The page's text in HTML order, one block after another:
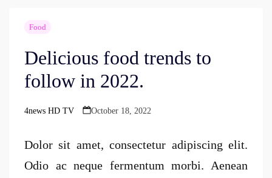
Food
Delicious food trends to
follow in 2022.
Posted
4news HD TV October 18, 2022
Dolor sit amet, consectetur adipiscing elit.
Odio ac neque fermentum morbi. Aenean